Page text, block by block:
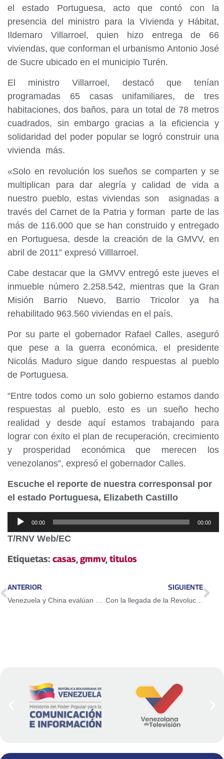
el estado Portuguesa, acto que contó con la
presencia del ministro para la Vivienda y Hábitat,
Ildemaro Villarroel, quien hizo entrega de 66
viviendas, que conforman el urbanismo Antonio José
de Sucre ubicado en el municipio Turén.
El ministro Villarroel, destacó que tenían
programadas 65 casas unifamiliares, de tres
habitaciones, dos baños, para un total de 78 metros
cuadrados, sin embargo gracias a la eficiencia y
solidaridad del poder popular se logró construir una
vivienda más.
«Solo en revolución los sueños se comparten y se
multiplican para dar alegría y calidad de vida a
nuestro pueblo, estas viviendas son asignadas a
través del Carnet de la Patria y forman parte de las
más de 116.000 que se han construido y entregado
en Portuguesa, desde la creación de la GMVV, en
abril de 2011” expresó Villlarroel.
Cabe destacar que la GMVV entregó este jueves el
inmueble número 2.258.542, mientras que la Gran
Misión Barrio Nuevo, Barrio Tricolor ya ha
rehabilitado 963.560 viviendas en el país.
Por su parte el gobernador Rafael Calles, aseguró
que pese a la guerra económica, el presidente
Nicolás Maduro sigue dando respuestas al pueblo
de Portuguesa.
“Entre todos como un solo gobierno estamos dando
respuestas al pueblo, esto es un sueño hecho
realidad y desde aquí estamos trabajando para
lograr con éxito el plan de recuperación, crecimiento
y prosperidad económica que merecen los
venezolanos”, expresó el gobernador Calles.
Escuche el reporte de nuestra corresponsal por
el estado Portuguesa, Elizabeth Castillo
Reproductor
de
audio
00:00 00:00
T/RNV Web/EC
Etiquetas: casas,gmmv,titulos
ANTERIOR SIGUIENTE
Con la llegada de la Revolución Bolivariana y del Comandante Chávez, Alí despertó